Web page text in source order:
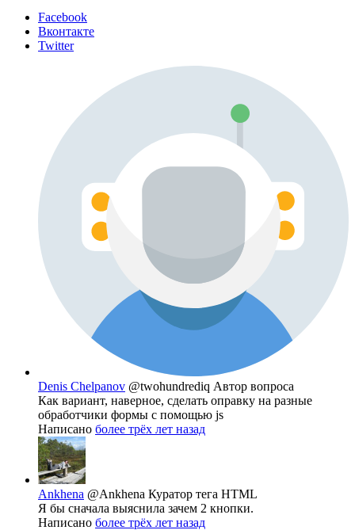
Facebook
Вконтакте
Twitter
Denis Chelpanov @twohundrediq Автор вопроса
Как вариант, наверное, сделать оправку на разные
обработчики формы с помощью js
Написано более трёх лет назад
Ankhena @Ankhena Куратор тега HTML
Я бы сначала выяснила зачем 2 кнопки.
Написано более трёх лет назад